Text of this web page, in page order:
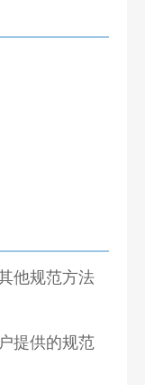
他规范方法
提供的规范